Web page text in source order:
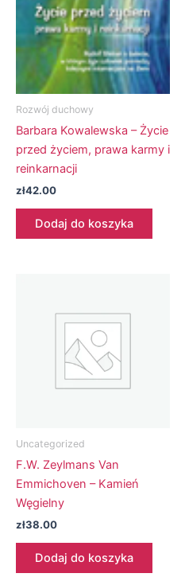
Rozwój duchowy
Barbara Kowalewska – Życie
przed życiem, prawa karmy i
reinkarnacji
zł42.00
Dodaj do koszyka
Uncategorized
F.W. Zeylmans Van
Emmichoven – Kamień
Węgielny
zł38.00
Dodaj do koszyka